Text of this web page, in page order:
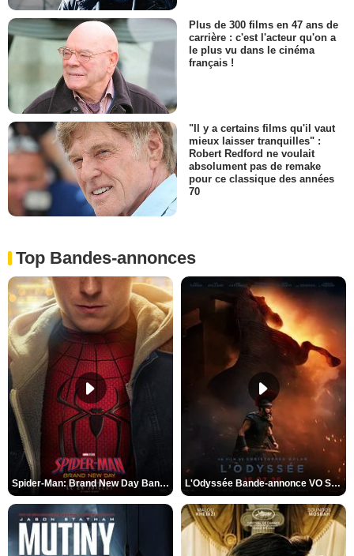
Plus de 300 films en 47 ans de
carrière : c'est l'acteur qu'on a
le plus vu dans le cinéma
français !
"Il y a certains films qu'il vaut
mieux laisser tranquilles" :
Robert Redford ne voulait
absolument pas de remake
pour ce classique des années
70
Top Bandes-annonces
Spider-Man: Brand New Day Bande-annonce VO STFR L'Odyssée Bande-annonce VO STFR